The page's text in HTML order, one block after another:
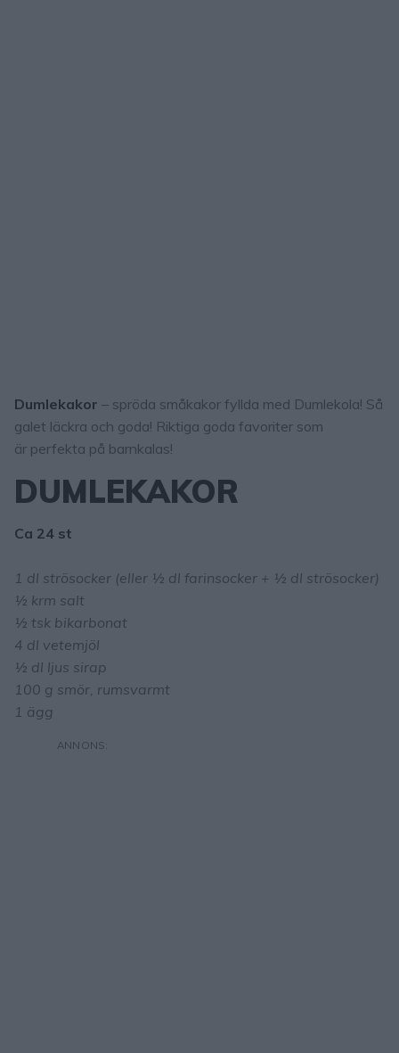
Dumlekakor – spröda småkakor fyllda med Dumlekola! Så
galet läckra och goda! Riktiga goda favoriter som
är perfekta på barnkalas!
DUMLEKAKOR
Ca 24 st
1 dl strösocker (eller ½ dl farinsocker + ½ dl strösocker)
½ krm salt
½ tsk bikarbonat
4 dl vetemjöl
½ dl ljus sirap
100 g smör, rumsvarmt
1 ägg